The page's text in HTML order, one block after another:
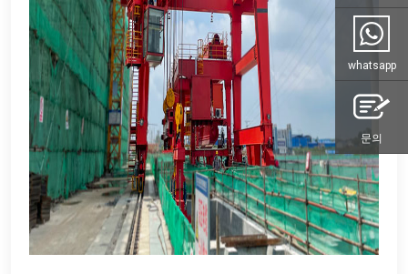
whatsapp
문의